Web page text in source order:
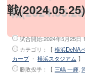
戦
試合開始:2024年5月25日
カテゴリ：【 横浜DeNA
カープ・ 横浜スタジアム 】
勝敗投手 ：【 三嶋 一輝